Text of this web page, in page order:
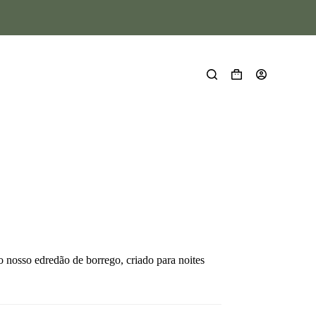
edredão de borrego, criado para noites